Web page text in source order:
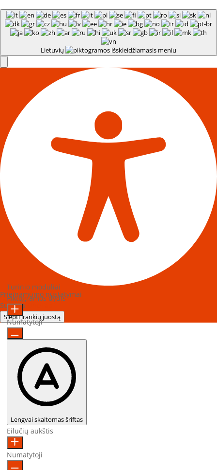
Lietuvių
Prieinamumo nustatymai
Sukurta
Slėpti įrankių juostą
Turinio moduliai
Piktogramos dydis
Numatytoji
Lengvai skaitomas šriftas
Eilučių aukštis
Numatytoji